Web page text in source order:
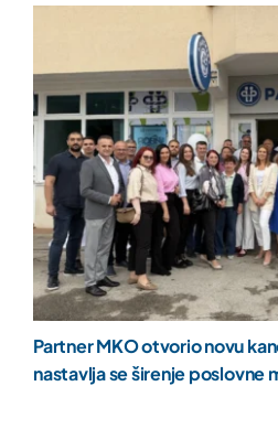
Partner MKO otvorio novu
nastavlja se širenje poslovne